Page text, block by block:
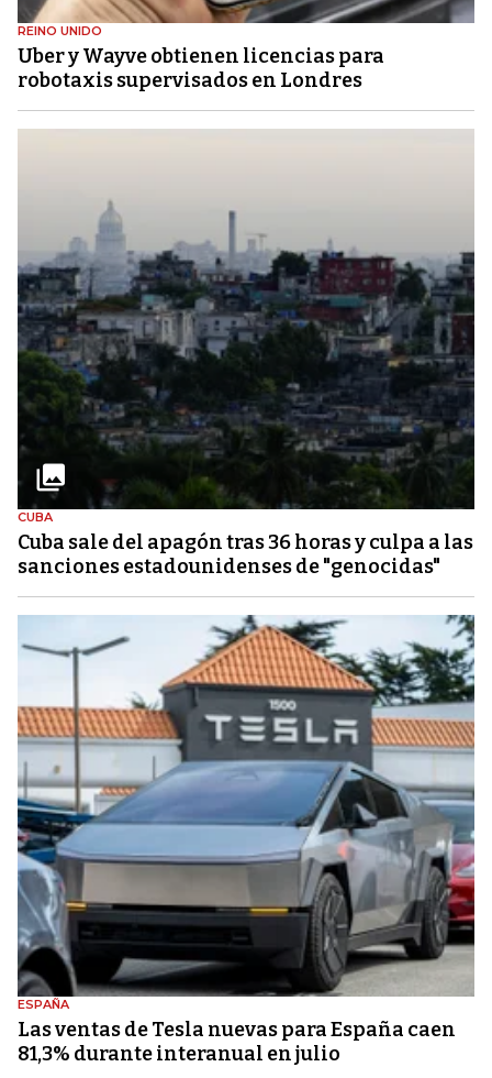
REINO UNIDO
Uber y Wayve obtienen licencias para
robotaxis supervisados ​​en Londres
CUBA
Cuba sale del apagón tras 36 horas y culpa a las
sanciones estadounidenses de "genocidas"
ESPAÑA
Las ventas de Tesla nuevas para España caen
81,3% durante interanual en julio